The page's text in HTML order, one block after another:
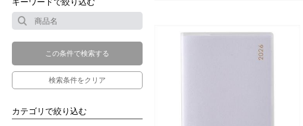
この条件で検索する
検索条件をクリア
カテゴリで絞り込む